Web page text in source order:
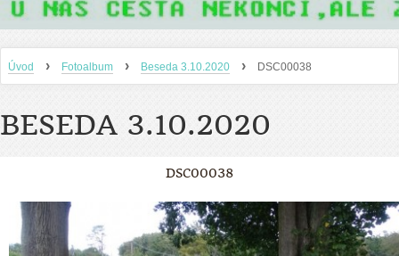
Úvod › Fotoalbum › Beseda 3.10.2020 › DSC00038
BESEDA 3.10.2020
DSC00038